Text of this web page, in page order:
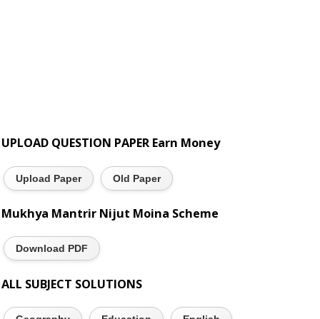
UPLOAD QUESTION PAPER Earn Money
Upload Paper Old Paper
Mukhya Mantrir Nijut Moina Scheme
Download PDF
ALL SUBJECT SOLUTIONS